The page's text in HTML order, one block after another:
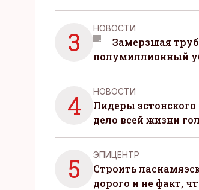
3 НОВОСТИ
Замерзшая
полумиллионный
4 НОВОСТИ
Лидеры
дело всей жизни
5 ЭПИЦЕНТР
Строить
дорого и не факт,